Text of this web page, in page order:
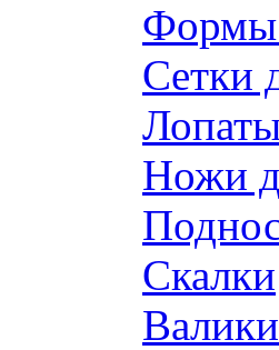
Формы
Сетки
Ножи
Скалки